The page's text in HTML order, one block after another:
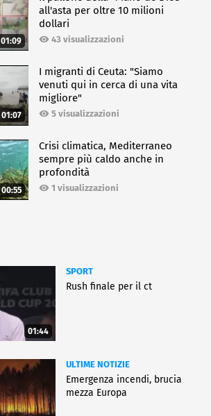
01:09
all'asta per oltre 10 milioni
dollari
43 visualizzazioni
01:07
I migranti di Ceuta: "Siamo
venuti qui in cerca di una vita
migliore"
5 visualizzazioni
00:55
Crisi climatica, Mediterraneo
sempre più caldo anche in
profondità
1 visualizzazioni
01:44
SPORT
Rush finale per il ct
ULTIME NOTIZIE
Emergenza incendi, brucia
mezza Europa